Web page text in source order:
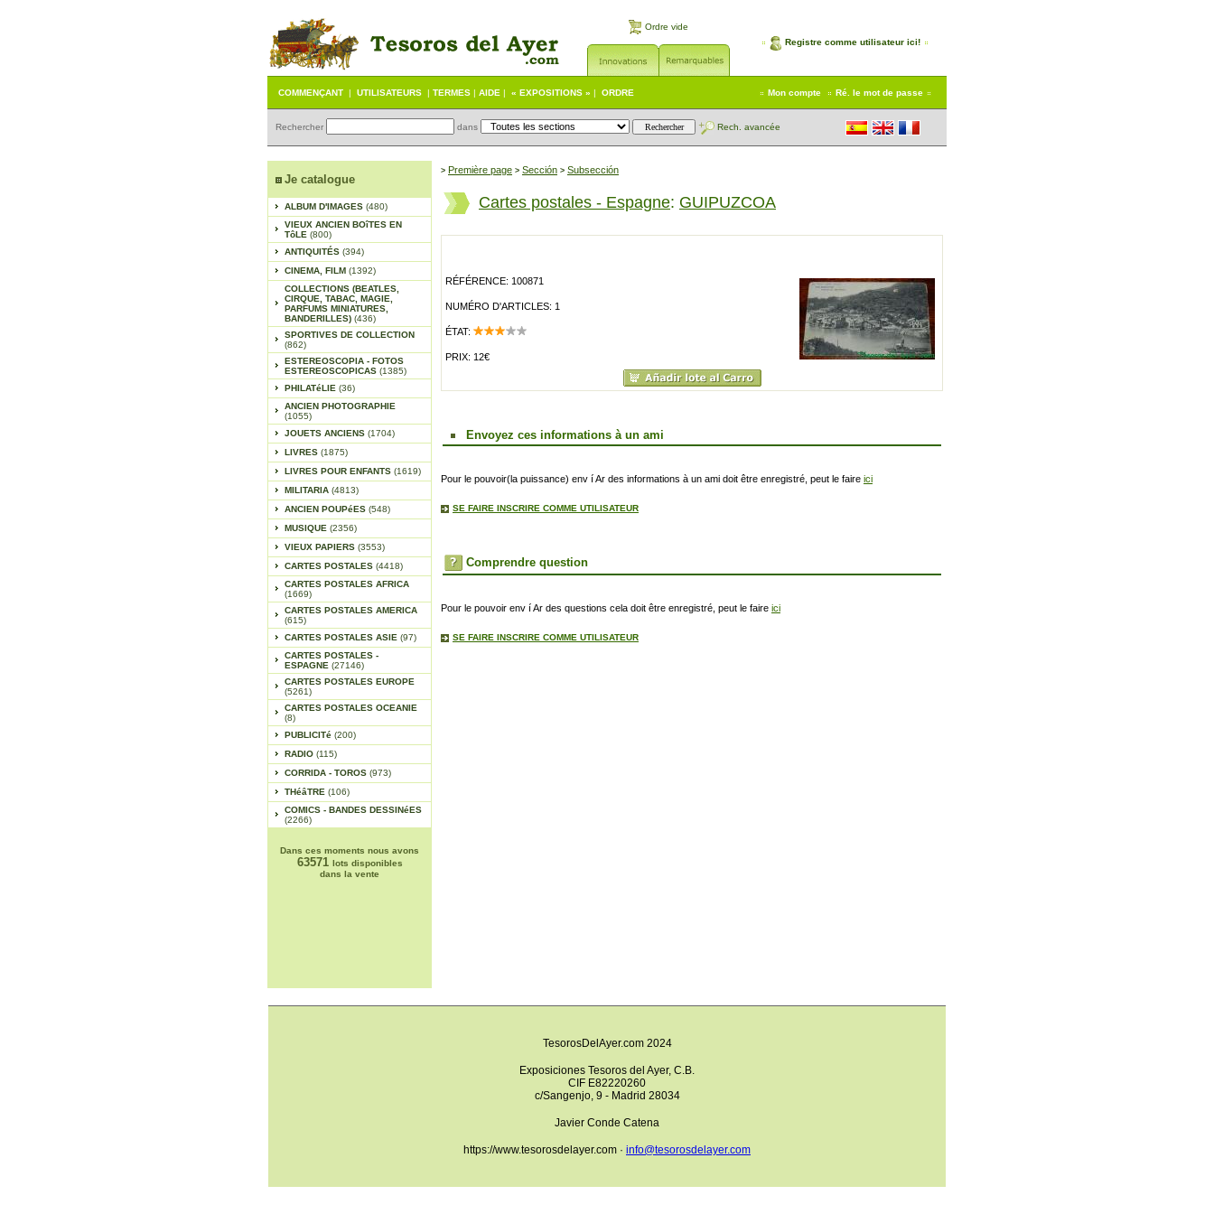
Ordre vide
Registre comme utilisateur ici!
COMMENÇANT | UTILISATEURS | TERMES | AIDE | « EXPOSITIONS » | ORDRE Mon compte Ré. le mot de passe
Rechercher dans Rech. avancée
Je catalogue
ALBUM D'IMAGES (480)
VIEUX ANCIEN BOîTES EN
TôLE (800)
ANTIQUITÉS (394)
CINEMA, FILM (1392)
COLLECTIONS (BEATLES,
CIRQUE, TABAC, MAGIE,
PARFUMS MINIATURES,
BANDERILLES) (436)
SPORTIVES DE COLLECTION
(862)
ESTEREOSCOPIA - FOTOS
ESTEREOSCOPICAS (1385)
PHILATéLIE (36)
ANCIEN PHOTOGRAPHIE
(1055)
JOUETS ANCIENS (1704)
LIVRES (1875)
LIVRES POUR ENFANTS (1619)
MILITARIA (4813)
ANCIEN POUPéES (548)
MUSIQUE (2356)
VIEUX PAPIERS (3553)
CARTES POSTALES (4418)
CARTES POSTALES AFRICA
(1669)
CARTES POSTALES AMERICA
(615)
CARTES POSTALES ASIE (97)
CARTES POSTALES -
ESPAGNE (27146)
CARTES POSTALES EUROPE
(5261)
CARTES POSTALES OCEANIE
(8)
PUBLICITé (200)
RADIO (115)
CORRIDA - TOROS (973)
THéâTRE (106)
COMICS - BANDES DESSINéES
(2266)
Dans ces moments nous avons
63571 lots disponibles
dans la vente
> Première page > Sección > Subsección
Cartes postales - Espagne: GUIPUZCOA
RÉFÉRENCE: 100871
NUMÉRO D'ARTICLES: 1
ÉTAT:
PRIX: 12€
Envoyez ces informations à un ami
Pour le pouvoir(la puissance) env í Ar des informations à un ami doit être enregistré, peut le faire ici
SE FAIRE INSCRIRE COMME UTILISATEUR
Comprendre question
Pour le pouvoir env í Ar des questions cela doit être enregistré, peut le faire ici
SE FAIRE INSCRIRE COMME UTILISATEUR
TesorosDelAyer.com 2024
Exposiciones Tesoros del Ayer, C.B.
CIF E82220260
c/Sangenjo, 9 - Madrid 28034
Javier Conde Catena
https://www.tesorosdelayer.com · info@tesorosdelayer.com